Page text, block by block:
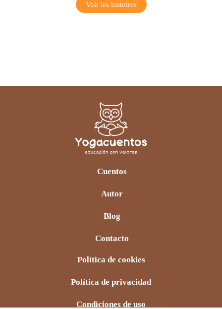
Voir les histoires
Cuentos
Autor
Blog
Contacto
Política de cookies
Política de privacidad
Condiciones de uso